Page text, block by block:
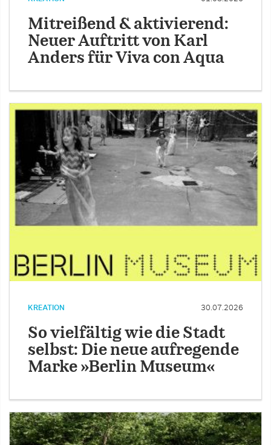
Mitreißend & aktivierend:
Neuer Auftritt von Karl
Anders für Viva con Aqua
KREATION 30.07.2026
So vielfältig wie die Stadt
selbst: Die neue aufregende
Marke »Berlin Museum«